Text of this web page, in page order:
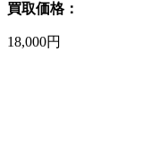
買取価格：
18,000円